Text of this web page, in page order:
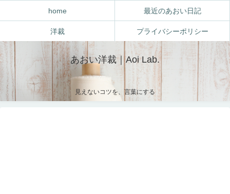
あおい洋裁｜Aoi Lab.
見えないコツを、言葉にする
home 最近のあおい日記
洋裁 プライバシーポリシー